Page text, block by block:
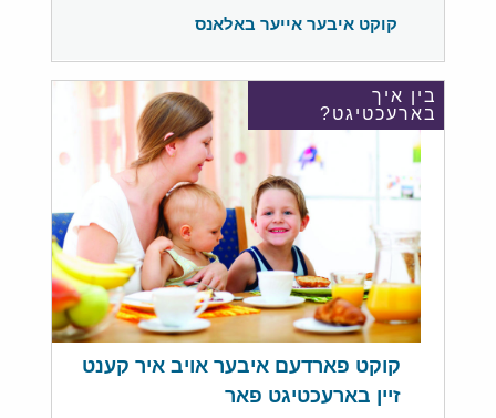
קוקט איבער אייער באלאנס
בין איך
בארעכטיגט?
קוקט פארדעם איבער אויב איר קענט
זיין בארעכטיגט פאר